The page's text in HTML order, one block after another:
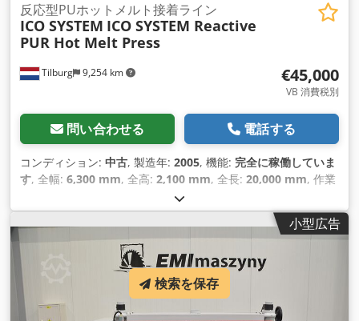
Tilburg 9,254 km
反応型PUホットメルト接着ライン
ICO SYSTEM ICO SYSTEM Reactive
PUR Hot Melt Press
€45,000
VB 消費税別
問い合わせる 電話する
コンディション: 中古, 製造年: 2005, 機能: 完全に稼働していま
す, 全幅: 6,300 mm, 全高: 2,100 mm, 全長: 20,000 mm, 作業
380 V, 入力電流の種類:
幅:2,600 mm, ローラー長:7,600 mm,
小型広告
検索を保存